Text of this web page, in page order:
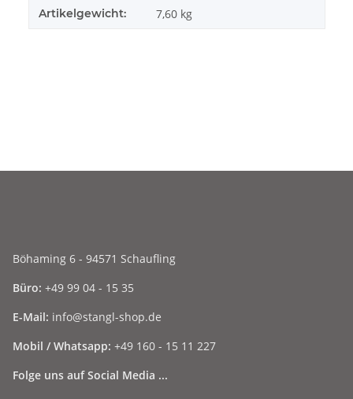
Artikelgewicht: 7,60 kg
Böhaming 6 - 94571 Schaufling
Büro: +49 99 04 - 15 35
E-Mail: info@stangl-shop.de
Mobil / Whatsapp: +49 160 - 15 11 227
Folge uns auf Social Media ...